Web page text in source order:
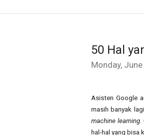
50 Hal
Monday,
Asisten Google
masih banyak
machine learning.
hal-hal yang bisa